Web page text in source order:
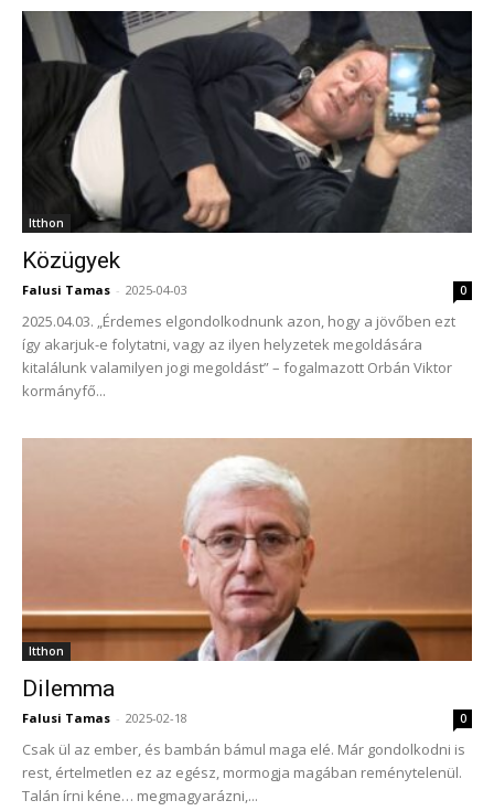
Itthon
Közügyek
Falusi Tamas - 2025-04-03 0
2025.04.03. „Érdemes elgondolkodnunk azon, hogy a jövőben ezt
így akarjuk-e folytatni, vagy az ilyen helyzetek megoldására
kitalálunk valamilyen jogi megoldást” – fogalmazott Orbán Viktor
kormányfő...
Itthon
Dilemma
Falusi Tamas - 2025-02-18 0
Csak ül az ember, és bambán bámul maga elé. Már gondolkodni is
rest, értelmetlen ez az egész, mormogja magában reménytelenül.
Talán írni kéne… megmagyarázni,...